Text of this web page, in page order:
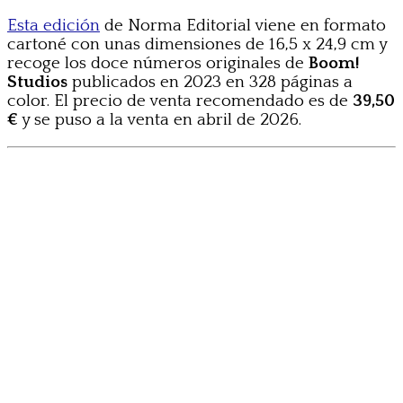
Esta edición de Norma Editorial viene en formato
cartoné con unas dimensiones de 16,5 x 24,9 cm y
recoge los doce números originales de Boom!
Studios publicados en 2023 en 328 páginas a
color. El precio de venta recomendado es de 39,50
€ y se puso a la venta en abril de 2026.